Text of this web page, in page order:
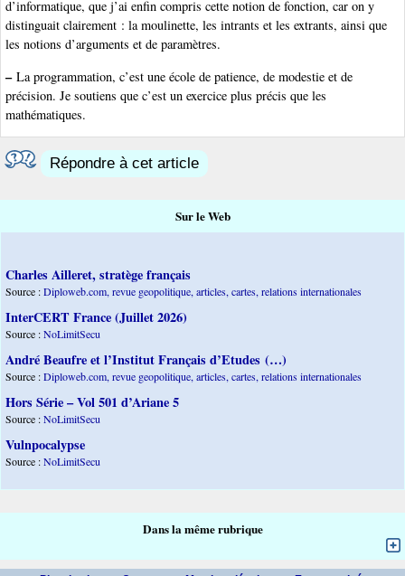
d’informatique, que j’ai enfin compris cette notion de fonction, car on y
distinguait clairement : la moulinette, les intrants et les extrants, ainsi que
les notions d’arguments et de paramètres.
–La programmation, c’est une école de patience, de modestie et de
précision. Je soutiens que c’est un exercice plus précis que les
mathématiques.
Répondre à cet article
Sur le Web
Charles Ailleret, stratège français
Source :Diploweb.com, revue geopolitique, articles, cartes, relations internationales
InterCERT France (Juillet 2026)
Source :NoLimitSecu
André Beaufre et l’Institut Français d’Etudes (…)
Source :Diploweb.com, revue geopolitique, articles, cartes, relations internationales
Hors Série – Vol 501 d’Ariane 5
Source :NoLimitSecu
Vulnpocalypse
Source :NoLimitSecu
Dans la même rubrique